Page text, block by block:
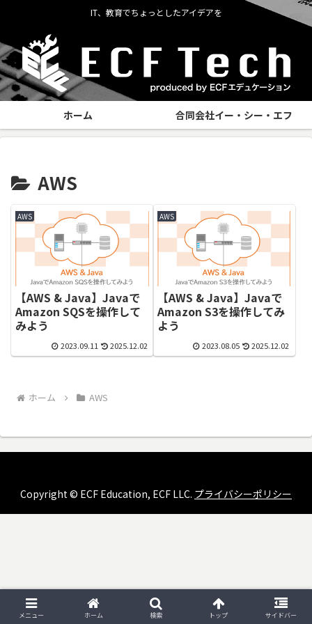
IT、教育でちょっとしたアイデアを
ホーム 合同会社イー・シー・エフ
AWS
AWS
【AWS & Java】Javaで
Amazon SQSを操作して
みよう
2023.09.11 2025.12.02
AWS
【AWS & Java】Javaで
Amazon S3を操作してみ
よう
2023.08.05 2025.12.02
ホーム AWS
Copyright © ECF Education, ECF LLC. プライバシーポリシー
メニュー ホーム 検索 トップ サイドバー